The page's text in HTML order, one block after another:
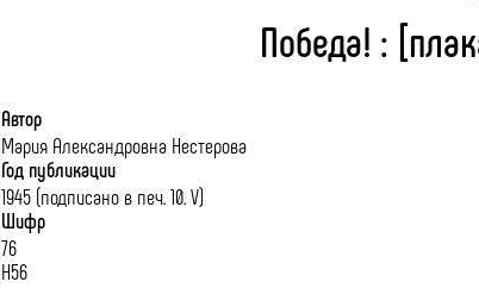
Победа! :
Автор
Мария Александровна Нестерова
Год публикации
1945 (подписано в печ. 10. V)
Шифр
76
Н56